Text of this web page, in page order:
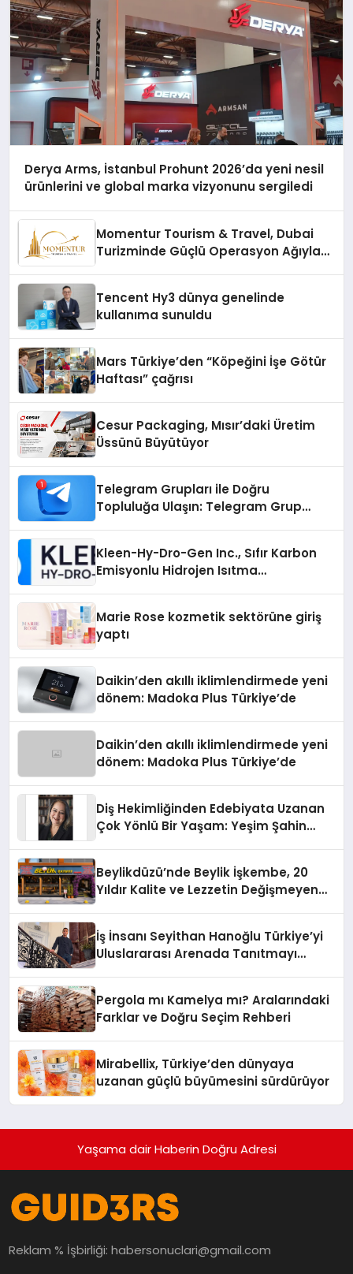
Derya Arms, İstanbul Prohunt 2026’da yeni nesil
ürünlerini ve global marka vizyonunu sergiledi
Momentur Tourism & Travel, Dubai
Turizminde Güçlü Operasyon Ağıyla
Tencent Hy3 dünya genelinde
kullanıma sunuldu
Mars Türkiye’den “Köpeğini İşe Götür
Haftası” çağrısı
Cesur Packaging, Mısır’daki Üretim
Üssünü Büyütüyor
Telegram Grupları ile Doğru
Topluluğa Ulaşın: Telegram Grup
Kleen-Hy-Dro-Gen Inc., Sıfır Karbon
Emisyonlu Hidrojen Isıtma
Marie Rose kozmetik sektörüne giriş
yaptı
Daikin’den akıllı iklimlendirmede yeni
dönem: Madoka Plus Türkiye’de
Daikin’den akıllı iklimlendirmede yeni
dönem: Madoka Plus Türkiye’de
Diş Hekimliğinden Edebiyata Uzanan
Çok Yönlü Bir Yaşam: Yeşim Şahin
Beylikdüzü’nde Beylik İşkembe, 20
Yıldır Kalite ve Lezzetin Değişmeyen
İş İnsanı Seyithan Hanoğlu Türkiye’yi
Uluslararası Arenada Tanıtmayı
Pergola mı Kamelya mı? Aralarındaki
Farklar ve Doğru Seçim Rehberi
Mirabellix, Türkiye’den dünyaya
uzanan güçlü büyümesini sürdürüyor
Yaşama dair Haberin Doğru Adresi
Reklam % İşbirliği:habersonuclari@gmail.com